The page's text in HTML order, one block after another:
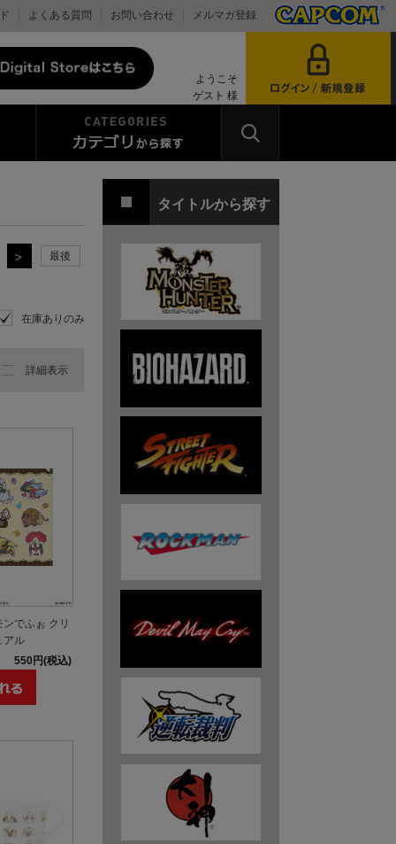
よくある質問 お問い合わせ メルマガ登録
ようこそ
ゲスト 様
最後
在庫ありのみ
詳細表示
でふぉ クリ
アル
550円(税込)
タイトルから探す